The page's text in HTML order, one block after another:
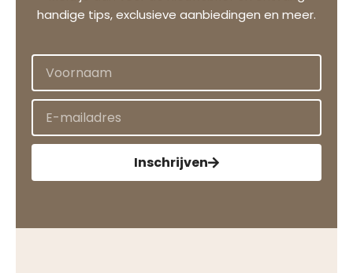
handige tips, exclusieve aanbiedingen en meer.
Inschrijven